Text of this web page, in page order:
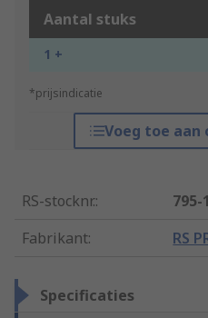
Aantal stuks
1 +
*prijsindicatie
Voeg toe
RS-stocknr.:
795-
Fabrikant: RS
Specificaties